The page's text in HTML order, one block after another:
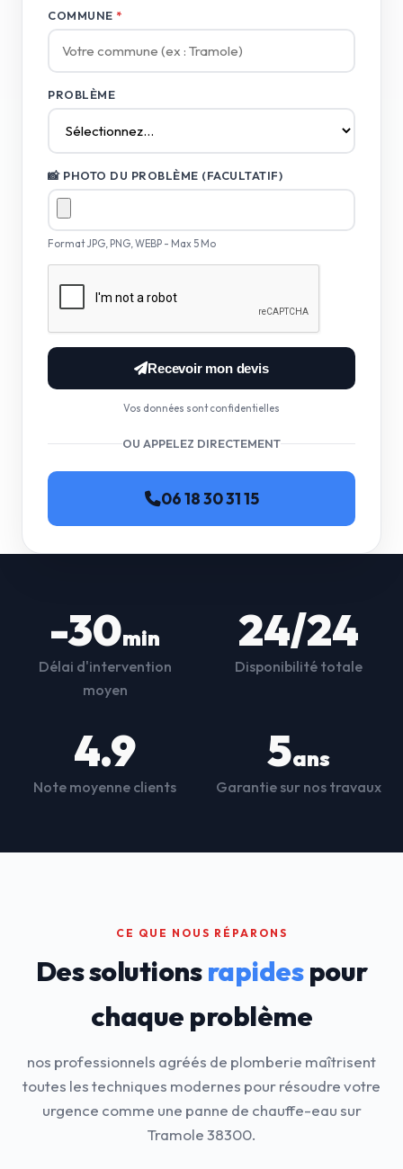
COMMUNE *
PROBLÈME
📸 PHOTO DU PROBLÈME (FACULTATIF)
Format JPG, PNG, WEBP - Max 5 Mo
Recevoir mon devis
Vos données sont confidentielles
OU APPELEZ DIRECTEMENT
06 18 30 31 15
-30min
Délai d'intervention
moyen
24/24
Disponibilité totale
4.9
Note moyenne clients
5ans
Garantie sur nos travaux
CE QUE NOUS RÉPARONS
Des solutionsrapidespour
chaque problème
nos professionnels agréés de plomberie maîtrisent
toutes les techniques modernes pour résoudre votre
urgence comme une panne de chauffe-eau sur
Tramole 38300.